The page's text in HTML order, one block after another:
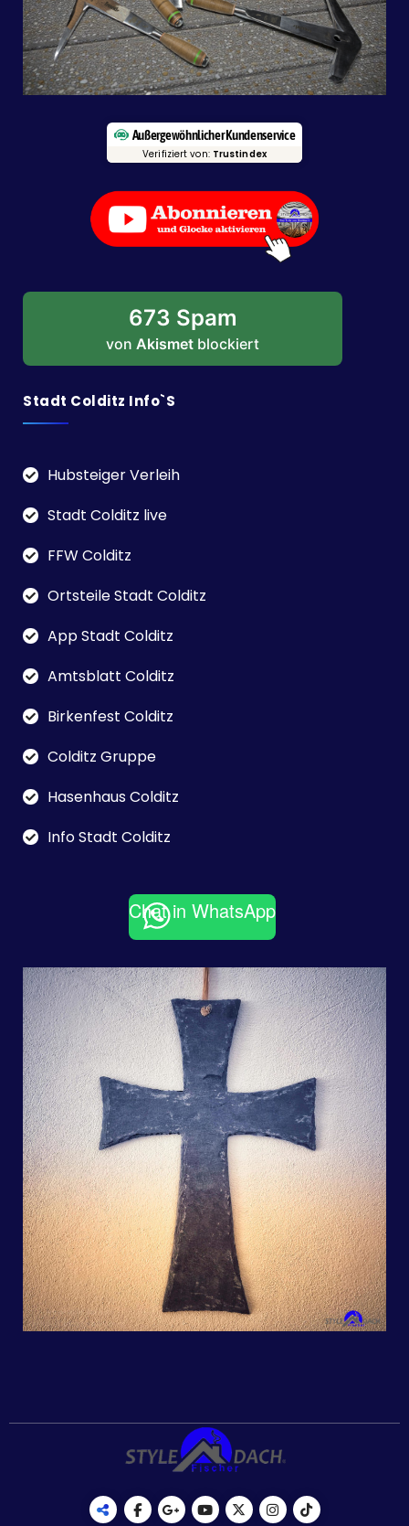
Außergewöhnlicher Kundenservice
Verifiziert von: Trustindex
673 Spam
von Akismet blockiert
Stadt Colditz Info`s
Hubsteiger Verleih
Stadt Colditz live
FFW Colditz
Ortsteile Stadt Colditz
App Stadt Colditz
Amtsblatt Colditz
Birkenfest Colditz
Colditz Gruppe
Hasenhaus Colditz
Info Stadt Colditz
Chat in WhatsApp